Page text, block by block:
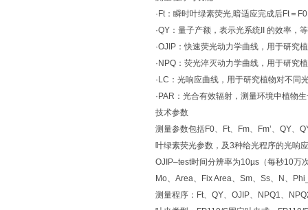
·Ft：瞬时叶绿素荧光,暗适应完成后Ft＝F0
·QY：量子产额，表示光系统II 的效率，
·OJIP：快速荧光动力学曲线，用于研究
·NPQ：荧光淬灭动力学曲线，用于研究
·LC：光响应曲线，用于研究植物对不同
·PAR：光合有效辐射，测量环境中植物
技术参数
测量参数包括F0、Ft、Fm、Fm’、QY、
叶绿素荧光参数，及3种给光程序的光响
OJIP–test时间分辨率为10µs（每秒10万
Mo、Area、Fix Area、Sm、Ss、N、
测量程序：Ft、QY、OJIP、NPQ1、